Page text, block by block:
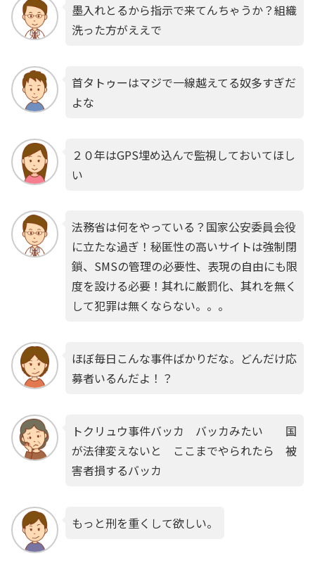
墨入れとるから指示で来てんちゃうか？組織
洗った方がええで
首タトゥーはマジで一線越えてる奴多すぎだ
よな
２０年はGPS埋め込んで監視しておいてほし
い
法務省は何をやっている？国家公安委員会役
に立たな過ぎ！秘匿性の高いサイトは強制閉
鎖、SMSの管理の必要性、表現の自由にも限
度を設ける必要！其れに厳罰化、其れを無く
して犯罪は無くならない。。。
ほぼ毎日こんな事件ばかりだな。どんだけ応
募者いるんだよ！？
トクリュウ事件バッカ バッカみたい 国
が法律変えないと ここまでやられたら 被
害者損するバッカ
もっと刑を重くして欲しい。